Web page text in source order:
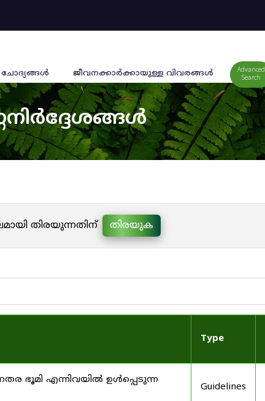
ചോദ്യങ്ങൾ ജീവനക്കാര്‍ക്കായുള്ള വിവരങ്ങള്‍
Advanced
Search
തിരയുന്നതിന് തിരയുക
Type
ഭൂമി എന്നിവയിൽ ഉൾപ്പെടുന്ന
Guidelines